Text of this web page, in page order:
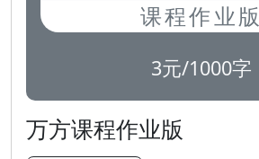
课程作业版
3元/1000字
万方课程作业版